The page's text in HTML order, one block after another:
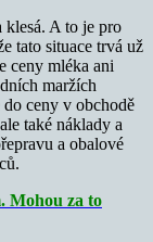
klesá. A to je pro
tato situace trvá už
ceny mléka ani
maržích
ceny v obchodě
také náklady a
a obalové
Mohou za to